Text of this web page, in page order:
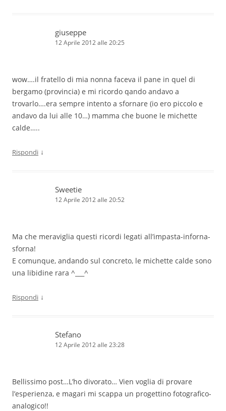
giuseppe
12 Aprile 2012 alle 20:25
wow….il fratello di mia nonna faceva il pane in quel di
bergamo (provincia) e mi ricordo qando andavo a
trovarlo….era sempre intento a sfornare (io ero piccolo e
andavo da lui alle 10…) mamma che buone le michette
calde…..
Rispondi ↓
Sweetie
12 Aprile 2012 alle 20:52
Ma che meraviglia questi ricordi legati all’impasta-inforna-
sforna!
E comunque, andando sul concreto, le michette calde sono
una libidine rara ^___^
Rispondi ↓
Stefano
12 Aprile 2012 alle 23:28
Bellissimo post…L’ho divorato… Vien voglia di provare
l’esperienza, e magari mi scappa un progettino fotografico-
analogico!!